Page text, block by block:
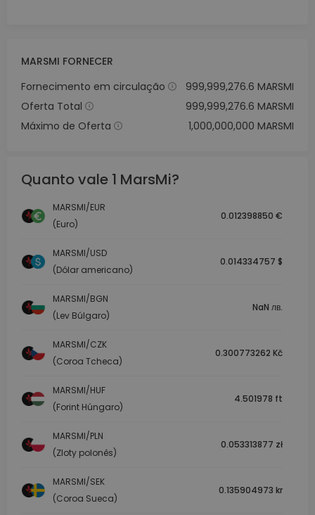
MARSMI FORNECER
Fornecimento em circulação
999,999,276.6 MARSMI
Oferta Total
999,999,276.6 MARSMI
Máximo de Oferta
1,000,000,000 MARSMI
Quanto vale 1 MarsMi?
MARSMI/EUR
(Euro)
0.012398850 €
MARSMI/USD
(Dólar americano)
0.014334757 $
MARSMI/BGN
(Lev Búlgaro)
NaN лв.
MARSMI/CZK
(Coroa Tcheca)
0.300773262 Kč
MARSMI/HUF
(Forint Húngaro)
4.501978 ft
MARSMI/PLN
(Zloty polonês)
0.053313877 zł
MARSMI/SEK
(Coroa Sueca)
0.135904973 kr